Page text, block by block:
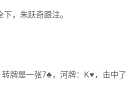
，朱跃奇跟注。
牌是一张7♣，河牌：K♥，击中